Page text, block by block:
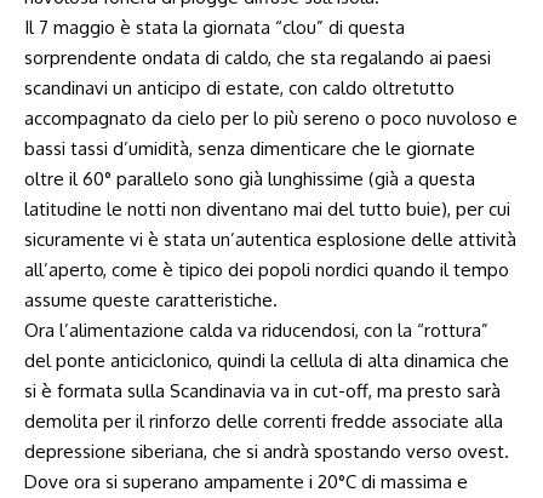
Il 7 maggio è stata la giornata “clou” di questa
sorprendente ondata di caldo, che sta regalando ai paesi
scandinavi un anticipo di estate, con caldo oltretutto
accompagnato da cielo per lo più sereno o poco nuvoloso e
bassi tassi d’umidità, senza dimenticare che le giornate
oltre il 60° parallelo sono già lunghissime (già a questa
latitudine le notti non diventano mai del tutto buie), per cui
sicuramente vi è stata un’autentica esplosione delle attività
all’aperto, come è tipico dei popoli nordici quando il tempo
assume queste caratteristiche.
Ora l’alimentazione calda va riducendosi, con la “rottura”
del ponte anticiclonico, quindi la cellula di alta dinamica che
si è formata sulla Scandinavia va in cut-off, ma presto sarà
demolita per il rinforzo delle correnti fredde associate alla
depressione siberiana, che si andrà spostando verso ovest.
Dove ora si superano ampamente i 20°C di massima e